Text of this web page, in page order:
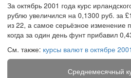
За октябрь 2001 года курс
рублю увеличился на 0,1300 руб. за
из 22, а самое серьёзное изменение
когда за один день фунт прибавил
См. также: курсы валют в октябре
Среднемесячный